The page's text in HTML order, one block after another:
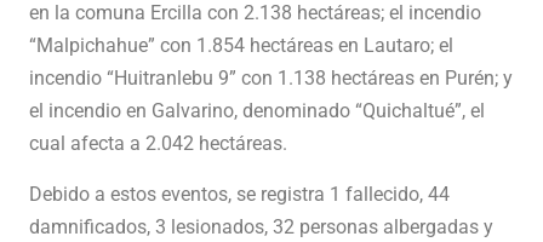
en la comuna Ercilla con 2.138 hectáreas; el incendio
“Malpichahue” con 1.854 hectáreas en Lautaro; el
incendio “Huitranlebu 9” con 1.138 hectáreas en Purén; y
el incendio en Galvarino, denominado “Quichaltué”, el
cual afecta a 2.042 hectáreas.
Debido a estos eventos, se registra 1 fallecido, 44
damnificados, 3 lesionados, 32 personas albergadas y